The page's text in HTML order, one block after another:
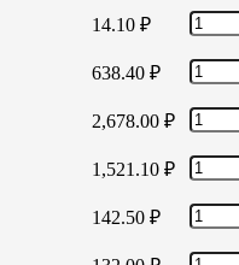
14.10 ₽
638.40 ₽
2,678.00 ₽
1,521.10 ₽
142.50 ₽